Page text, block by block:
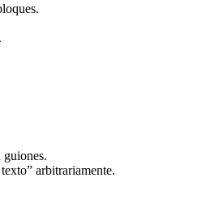
guiones.
arbitrariamente.